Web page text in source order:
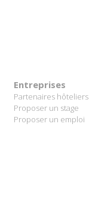
Entreprises
Partenaires hôteliers
Proposer un stage
Proposer un emploi